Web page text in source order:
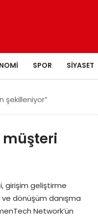
SPOR SIYASET
şekilleniyor”
müşteri
girişim geliştirme
dönüşüm danışma
Network’ün